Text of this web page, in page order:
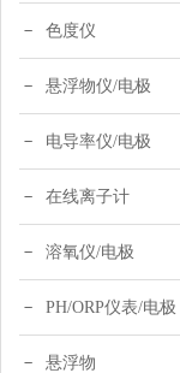
色度仪
悬浮物仪/电极
电导率仪/电极
在线离子计
溶氧仪/电极
PH/ORP仪表/电极
悬浮物